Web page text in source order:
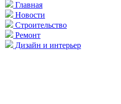
Главная
Новости
Строительство
Ремонт
Дизайн и интерьер